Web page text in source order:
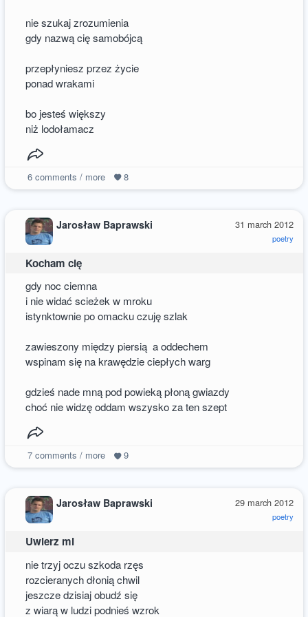
nie szukaj zrozumienia
gdy nazwą cię samobójcą
przepłyniesz przez życie
ponad wrakami
bo jesteś większy
niż lodołamacz
6comments / more 8
31 march 2012
poetry
Jarosław Baprawski
Kocham cię
gdy noc ciemna
i nie widać scieżek w mroku
istynktownie po omacku czuję szlak
zawieszony między piersią a oddechem
wspinam się na krawędzie ciepłych warg
gdzieś nade mną pod powieką płoną gwiazdy
choć nie widzę oddam wszysko za ten szept
7comments / more 9
29 march 2012
poetry
Jarosław Baprawski
Uwierz mi
nie trzyj oczu szkoda rzęs
rozcieranych dłonią chwil
jeszcze dzisiaj obudź się
z wiarą w ludzi podnieś wzrok